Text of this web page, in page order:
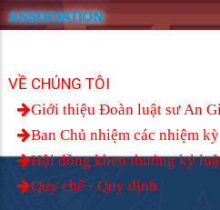
ASSOCIATION
VỀ CHÚNG TÔI
Giới thiệu Đoàn luật sư An
Ban Chủ nhiệm các nhiệm kỳ
Hội đồng khen thưởng kỷ
Quy chế - Quy định